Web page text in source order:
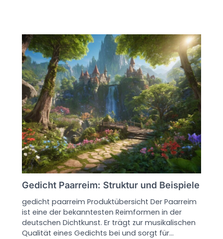
Gedicht Paarreim: Struktur und Beispiele
gedicht paarreim Produktübersicht Der Paarreim
ist eine der bekanntesten Reimformen in der
deutschen Dichtkunst. Er trägt zur musikalischen
Qualität eines Gedichts bei und sorgt für…